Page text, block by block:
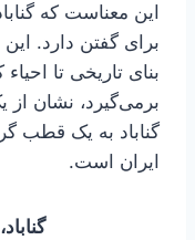
این معناست که
برای گفتن دارد.
بنای تاریخی تا
برمی‌گیرد، نشان‌ از
گناباد به یک قطب
ایران است.